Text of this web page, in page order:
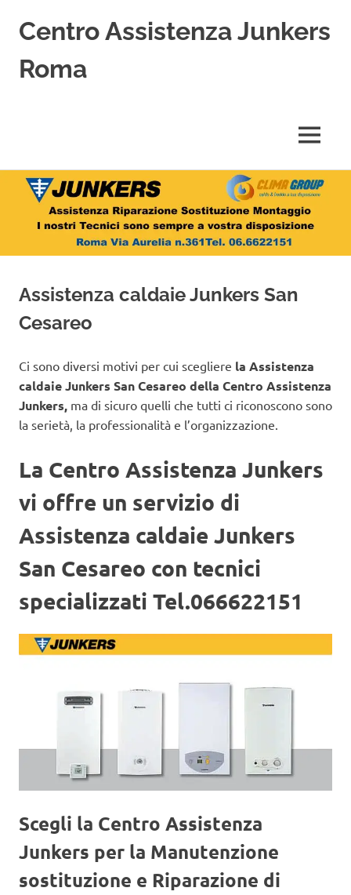
Salta
contenuto
Centro Assistenza Junkers
Roma
Riparazione,
Sostituzione,
Installazione
di
Junkers
Roma
MENU
Assistenza caldaie Junkers San
Cesareo
Ci sono diversi motivi per cui scegliere la Assistenza
caldaie Junkers San Cesareo della Centro Assistenza
Junkers, ma di sicuro quelli che tutti ci riconoscono sono
la serietà, la professionalità e l’organizzazione.
La Centro Assistenza Junkers
vi offre un servizio di
Assistenza caldaie Junkers
San Cesareo con tecnici
specializzati Tel.066622151
Scegli la Centro Assistenza
Junkers per la Manutenzione
sostituzione e Riparazione di